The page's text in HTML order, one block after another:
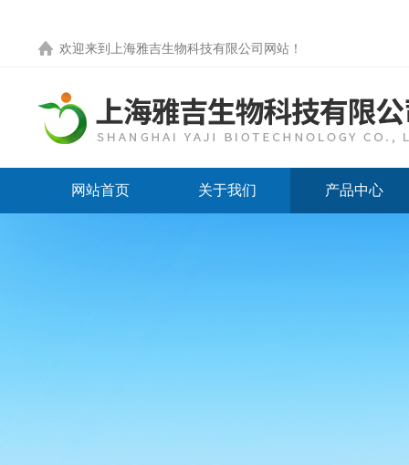
欢迎来到 上海雅吉生物科技有限公司网站 ！
网站首页 关于我们 产品中心